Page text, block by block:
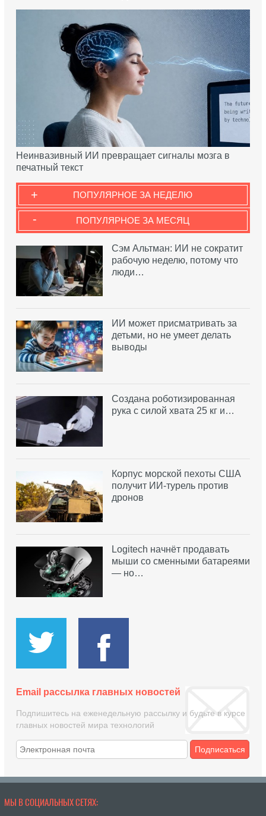
Неинвазивный ИИ превращает сигналы мозга в
печатный текст
ПОПУЛЯРНОЕ ЗА НЕДЕЛЮ
+
ПОПУЛЯРНОЕ ЗА МЕСЯЦ
-
Сэм Альтман: ИИ не сократит
рабочую неделю, потому что
люди…
ИИ может присматривать за
детьми, но не умеет делать
выводы
Создана роботизированная
рука с силой хвата 25 кг и…
Корпус морской пехоты США
получит ИИ-турель против
дронов
Logitech начнёт продавать
мыши со сменными батареями
— но…
Email рассылка главных новостей
Подпишитесь на еженедельную рассылку и будьте в курсе
главных новостей мира технологий
Подписаться
МЫ В СОЦИАЛЬНЫХ СЕТЯХ: